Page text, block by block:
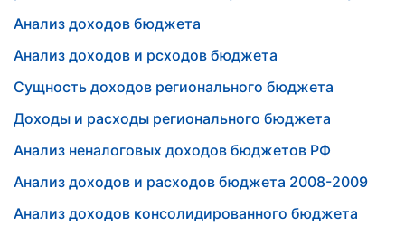
Анализ доходов бюджета
Анализ доходов и рсходов бюджета
Сущность доходов регионального бюджета
Доходы и расходы регионального бюджета
Анализ неналоговых доходов бюджетов РФ
Анализ доходов и расходов бюджета 2008-2009
Анализ доходов консолидированного бюджета